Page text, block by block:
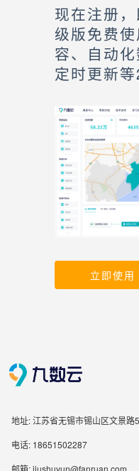
现在注册
级版免费
容、自动
定时更新
立即使用
地址: 江苏省无锡市锡山区文景
电话: 18651502287
邮箱: jiushuyun@fanruan.com